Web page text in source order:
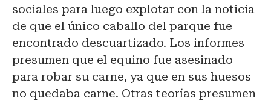
sociales para luego explotar con la noticia
de que el único caballo del parque fue
encontrado descuartizado. Los informes
presumen que el equino fue asesinado
para robar su carne, ya que en sus huesos
no quedaba carne. Otras teorías presumen